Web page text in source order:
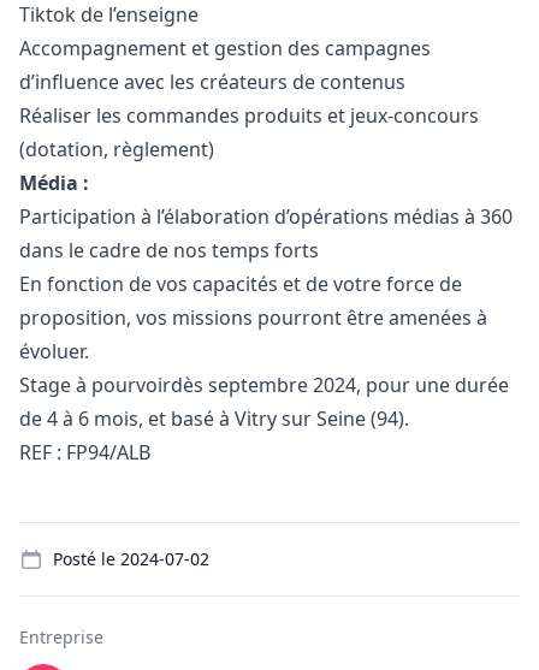
Tiktok de l’enseigne
Accompagnement et gestion des campagnes
d’influence avec les créateurs de contenus
Réaliser les commandes produits et jeux-concours
(dotation, règlement)
Média :
Participation à l’élaboration d’opérations médias à 360
dans le cadre de nos temps forts
En fonction de vos capacités et de votre force de
proposition, vos missions pourront être amenées à
évoluer.
Stage à pourvoirdès septembre 2024, pour une durée
de 4 à 6 mois, et basé à Vitry sur Seine (94).
REF : FP94/ALB
Posté le 2024-07-02
Entreprise